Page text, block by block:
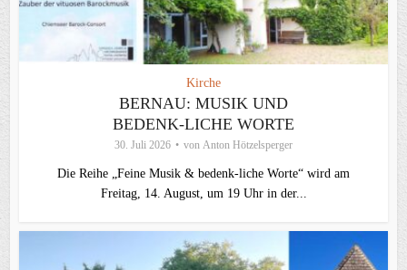
Kirche
BERNAU: MUSIK UND
BEDENK-LICHE WORTE
30. Juli 2026 von Anton Hötzelsperger
Die Reihe „Feine Musik & bedenk-liche Worte“ wird am
Freitag, 14. August, um 19 Uhr in der...